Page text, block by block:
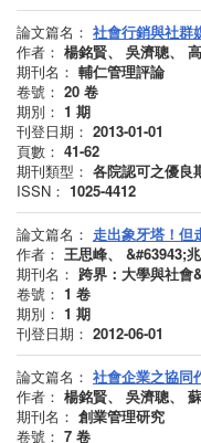
論文篇名： 社會行銷與社群
作者： 楊銘賢、 吳濟聰、
期刊名： 輔仁管理評論
卷號： 20 卷
期別： 1 期
刊登日期： 2013-01-01
頁數： 41-62
期刊類型： 各院認可之優良
ISSN： 1025-4412
論文篇名： 走出象牙塔！但
作者： 王思峰、 &#63943;
期刊名： 跨界：大學與社會
卷號： 1 卷
期別： 1 期
刊登日期： 2012-06-01
論文篇名： 社會企業之協同
作者： 楊銘賢、 吳濟聰、
期刊名： 創業管理研究
卷號： 7 卷